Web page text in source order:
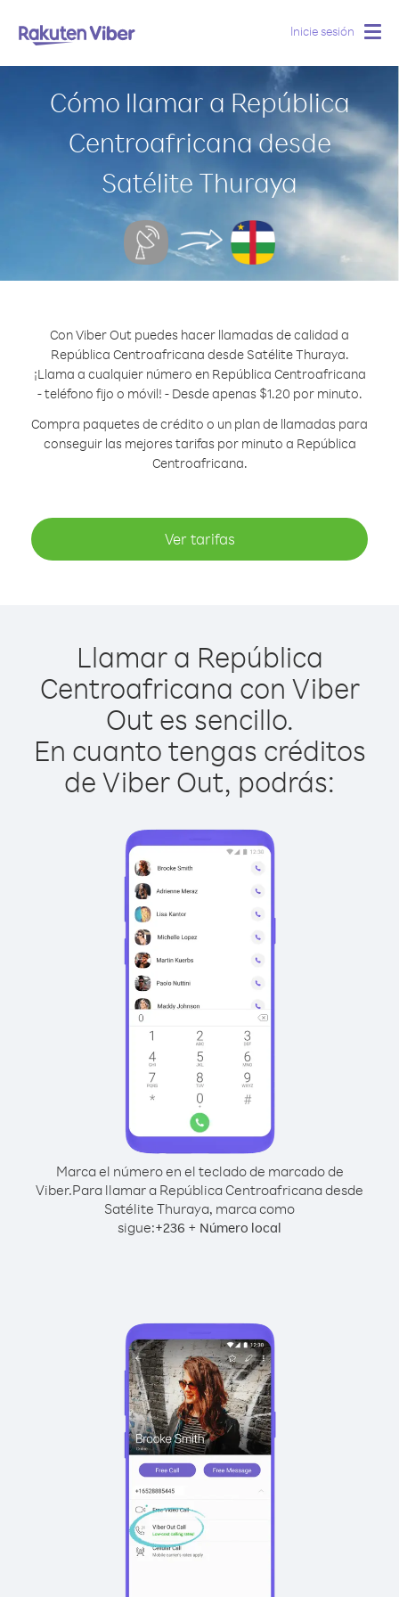
Inicie sesión
Cómo llamar a República
Centroafricana desde
Satélite Thuraya
Con Viber Out puedes hacer llamadas de calidad a
República Centroafricana desde Satélite Thuraya.
¡Llama a cualquier número en República Centroafricana
- teléfono fijo o móvil! - Desde apenas $1.20 por minuto.
Compra paquetes de crédito o un plan de llamadas para
conseguir las mejores tarifas por minuto a República
Centroafricana.
Ver tarifas
Llamar a República
Centroafricana con Viber
Out es sencillo.
En cuanto tengas créditos
de Viber Out, podrás:
Marca el número en el teclado de marcado de
Viber.Para llamar a República Centroafricana desde
Satélite Thuraya, marca como
sigue:+236 + Número local